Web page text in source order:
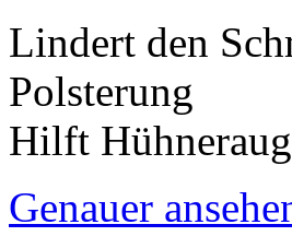
Lindert den
Polsterung
Hilft
Genauer